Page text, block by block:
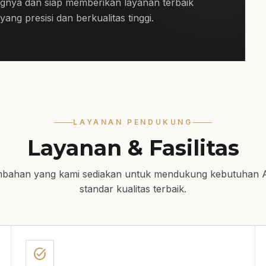
dan siap memberikan layanan terbaik
presisi dan berkualitas tinggi.
LAYANAN PENDUKUNG
Layanan & Fasilitas
yang kami sediakan untuk mendukung kebutuhan
standar kualitas terbaik.
task_alt